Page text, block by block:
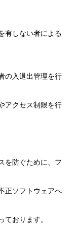
有しない者による
の入退出管理を行
アクセス制限を行
を防ぐために、フ
ソフトウェアへ
おります。